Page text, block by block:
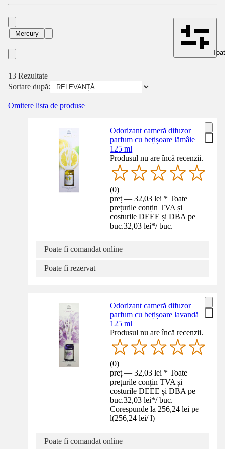
Mercury
13 Rezultate
Sortare după:
Omitere lista de produse
Odorizant cameră difuzor
parfum cu bețișoare lămâie
125 ml
Produsul nu are încă recenzii.
(0)
preț — 32,03 lei * Toate
prețurile conțin TVA și
costurile DEEE și DBA pe
buc.32,03 lei*/ buc.
Poate fi comandat online
Poate fi rezervat
Odorizant cameră difuzor
parfum cu bețișoare lavandă
125 ml
Produsul nu are încă recenzii.
(0)
preț — 32,03 lei * Toate
prețurile conțin TVA și
costurile DEEE și DBA pe
buc.32,03 lei*/ buc.
Corespunde la 256,24 lei pe
l(256,24 lei/ l)
Poate fi comandat online